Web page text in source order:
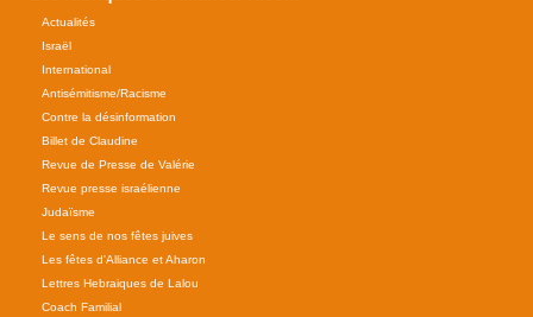
Actualités
Israël
International
Antisémitisme/Racisme
Contre la désinformation
Billet de Claudine
Revue de Presse de Valérie
Revue presse israélienne
Judaïsme
Le sens de nos fêtes juives
Les fêtes d'Alliance et Aharon
Lettres Hebraiques de Lalou
Coach Familial